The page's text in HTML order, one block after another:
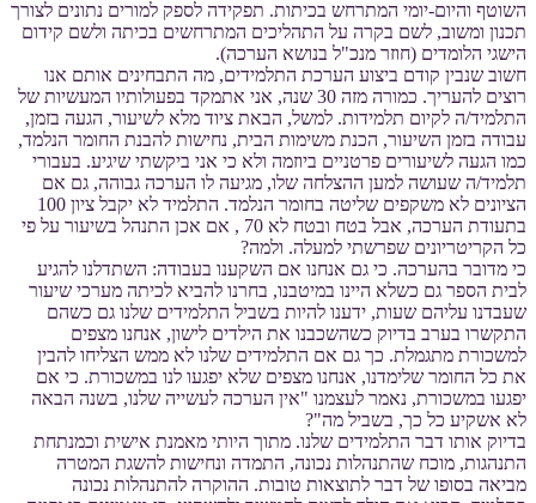
השוטף והיום-יומי המתרחש בכיתות. תפקידה לספק למורים נתונים לצורך
תכנון ומשוב, לשם בקרה על התהליכים המתרחשים בכיתה ולשם קידום
הישגי הלומדים (חוזר מנכ"ל בנושא הערכה).
חשוב שנבין קודם ביצוע הערכת התלמידים, מה התבחינים אותם אנו
רוצים להעריך. כמורה מזה 30 שנה, אני אתמקד בפעולותיו המעשיות של
התלמיד/ה לקיום תלמידות. למשל, הבאת ציוד מלא לשיעור, הגעה בזמן,
עבודה בזמן השיעור, הכנת משימות הבית, נחישות להבנת החומר הנלמד,
כמו הגעה לשיעורים פרטניים ביוזמה ולא כי אני ביקשתי שיגיע. בעבורי
תלמיד/ה שעושה למען ההצלחה שלו, מגיעה לו הערכה גבוהה, גם אם
הציונים לא משקפים שליטה בחומר הנלמד. התלמיד לא יקבל ציון 100
בתעודת הערכה, אבל בטח ובטח לא 70 , אם אכן התנהל בשיעור על פי
כל הקריטריונים שפרשתי למעלה. ולמה?
כי מדובר בהערכה. כי גם אנחנו אם השקענו בעבודה: השתדלנו להגיע
לבית הספר גם כשלא היינו במיטבנו, בחרנו להביא לכיתה מערכי שיעור
שעבדנו עליהם שעות, ידענו להיות בשביל התלמידים שלנו גם כשהם
התקשרו בערב בדיוק כשהשכבנו את הילדים לישון, אנחנו מצפים
למשכורת מתגמלת. כך גם אם התלמידים שלנו לא ממש הצליחו להבין
את כל החומר שלימדנו, אנחנו מצפים שלא יפגעו לנו במשכורת. כי אם
יפגעו במשכורת, נאמר לעצמנו "אין הערכה לעשייה שלנו, בשנה הבאה
לא אשקיע כל כך, בשביל מה"?
בדיוק אותו דבר התלמידים שלנו. מתוך היותי מאמנת אישית וכמנתחת
התנהגות, מוכח שהתנהלות נכונה, התמדה ונחישות להשגת המטרה
מביאה בסופו של דבר לתוצאות טובות. ההוקרה להתנהלות נכונה